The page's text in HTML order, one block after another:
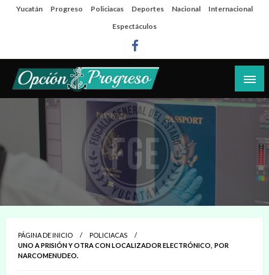
SaltaYucatán Progreso Policiacas Deportes Nacional
Internacional
Espectáculos
Opción Progreso
Las noticias del día a día del puerto
PÁGINA DE INICIO
POLICIACAS
UNO A PRISIÓN Y OTRA CON LOCALIZADOR ELECTRÓNICO, POR
NARCOMENUDEO.